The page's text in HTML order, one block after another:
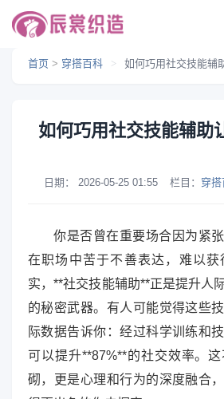
首页 > 穿搭百科 > 如何巧用社交技能辅
如何巧用社交技能辅助
日期： 2026-05-25 01:55 栏目： 穿搭
你是否曾在重要场合因为紧
在职场中苦于不善表达，难以
实，**社交技能辅助**正是提升人
的秘密武器。有人可能觉得这些
际数据告诉你：经过科学训练和
可以提升**87%**的社交效率。
砌，更是心理和行为的深度融合